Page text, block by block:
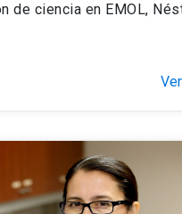
de ciencia en EMOL,